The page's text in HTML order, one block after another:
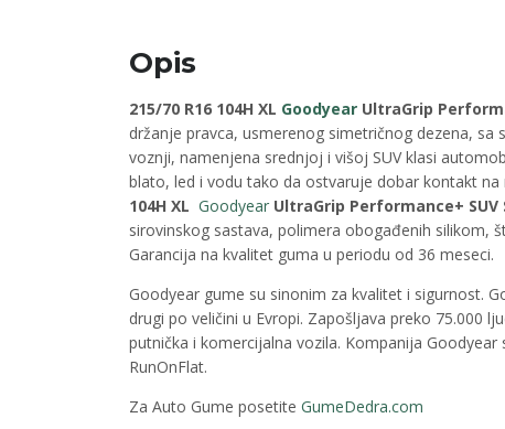
Opis
215/70 R16 104H XL Goodyear UltraGrip
držanje pravca, usmerenog simetričnog dezena,
voznji, namenjena srednjoj i višoj SUV klasi
blato, led i vodu tako da ostvaruje dobar kontakt
104H XL Goodyear UltraGrip Performance+ SUV
sirovinskog sastava, polimera obogađenih silikom,
Garancija na kvalitet guma u periodu od 36 meseci.
Goodyear gume su sinonim za kvalitet i sigurnost.
drugi po veličini u Evropi. Zapošljava preko 75.000
putnička i komercijalna vozila. Kompanija
RunOnFlat.
Za Auto Gume posetite GumeDedra.com